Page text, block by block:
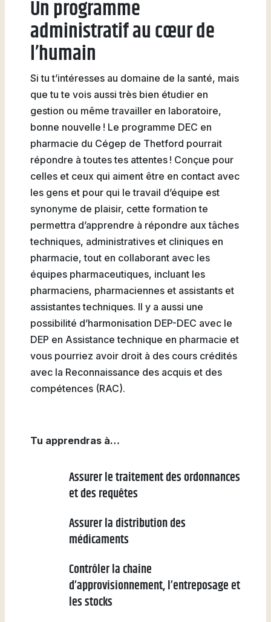
Natation
Badminton
Football
Un programme
administratif au cœur de
l’humain
Si tu t’intéresses au domaine de la santé, mais
que tu te vois aussi très bien étudier en
gestion ou même travailler en laboratoire,
bonne nouvelle ! Le programme DEC en
pharmacie du Cégep de Thetford pourrait
répondre à toutes tes attentes ! Conçue pour
celles et ceux qui aiment être en contact avec
les gens et pour qui le travail d’équipe est
synonyme de plaisir, cette formation te
permettra d’apprendre à répondre aux tâches
techniques, administratives et cliniques en
pharmacie, tout en collaborant avec les
équipes pharmaceutiques, incluant les
pharmaciens, pharmaciennes et assistants et
assistantes techniques. Il y a aussi une
possibilité d’harmonisation DEP-DEC avec le
DEP en Assistance technique en pharmacie et
vous pourriez avoir droit à des cours crédités
avec la Reconnaissance des acquis et des
compétences (RAC).
Tu apprendras à…
Assurer le traitement des ordonnances
et des requêtes
Assurer la distribution des
médicaments
Contrôler la chaîne
d’approvisionnement, l’entreposage et
les stocks